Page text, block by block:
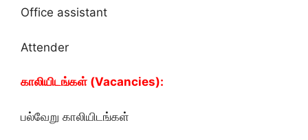
Office assistant
Attender
காலியிடங்கள் (Vacancies):
பல்வேறு காலியிடங்கள்